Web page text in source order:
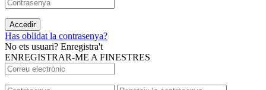
Accedir
Has oblidat la contrasenya?
No ets usuari? Enregistra't
ENREGISTRAR-ME A FINESTRES